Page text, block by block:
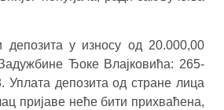
депозита у износу од 20.000,00
Ђоке Влајковића: 265-
Уплата депозита од стране лица
пријаве неће бити прихваћена,